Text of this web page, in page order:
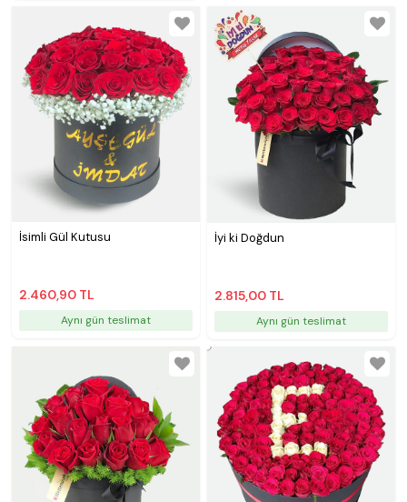
İsimli Gül Kutusu
2.460,90 TL
Aynı gün teslimat
İyi ki Doğdun
2.815,00 TL
Aynı gün teslimat